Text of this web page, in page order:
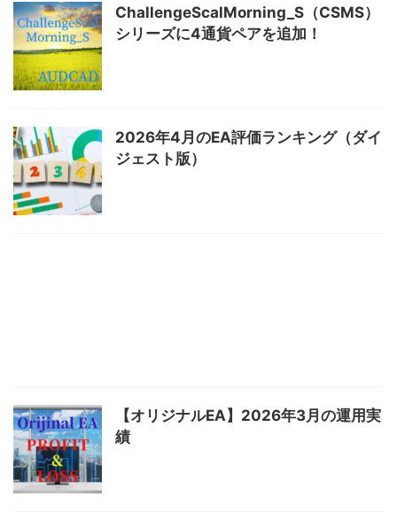
ChallengeScalMorning_S（CSMS）
シリーズに4通貨ペアを追加！
2026年4月のEA評価ランキング（ダイ
ジェスト版）
【オリジナルEA】2026年3月の運用実
績